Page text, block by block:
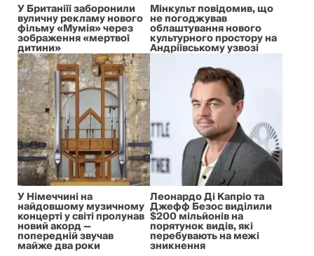
У Британіїї заборонили
вуличну рекламу нового
фільму «Мумія» через
зображення «мертвої
дитини»
Мінкульт повідомив, що
не погоджував
облаштування нового
культурного простору на
Андріївському узвозі
У Німеччині на
найдовшому музичному
концерті у світі пролунав
новий акорд —
попередній звучав
майже два роки
Леонардо Ді Капріо та
Джефф Безос виділили
$200 мільйонів на
порятунок видів, які
перебувають на межі
зникнення